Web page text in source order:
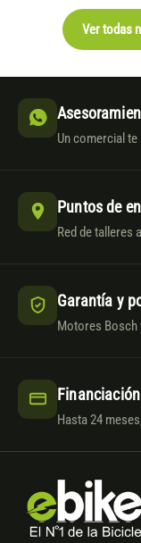
Ver todas
Un comercial
Puntos de
Red de talleres
Garantía y
Motores Bosch
Hasta 24